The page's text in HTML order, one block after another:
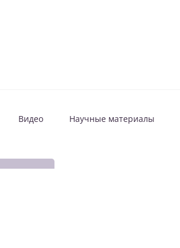
Видео Научные материалы